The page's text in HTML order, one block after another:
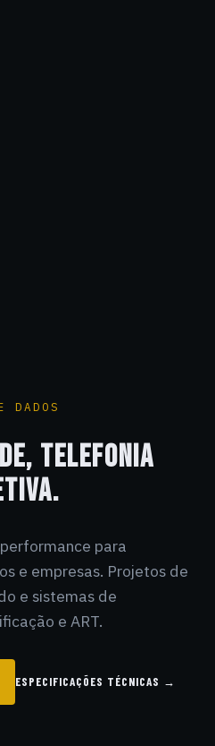
DADOS
TELEFONIA
para
e empresas. Projetos de
e sistemas de
e ART.
ESPECIFICAÇÕES TÉCNICAS →